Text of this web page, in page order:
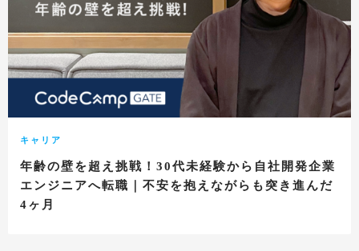
キャリア
年齢の壁を超え挑戦！30代未経験から自社開発企業
エンジニアへ転職｜不安を抱えながらも突き進んだ
4ヶ月